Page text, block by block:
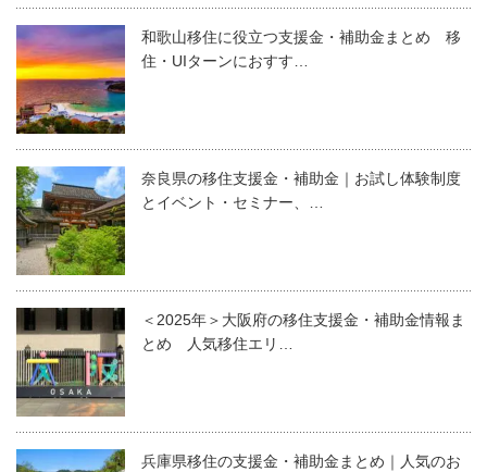
和歌山移住に役立つ支援金・補助金まとめ 移
住・UIターンにおすす…
奈良県の移住支援金・補助金｜お試し体験制度
とイベント・セミナー、…
＜2025年＞大阪府の移住支援金・補助金情報ま
とめ 人気移住エリ…
兵庫県移住の支援金・補助金まとめ｜人気のお